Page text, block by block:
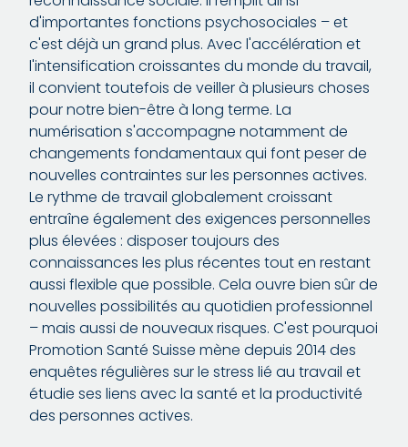
d'importantes fonctions psychosociales – et
c'est déjà un grand plus. Avec l'accélération et
l'intensification croissantes du monde du travail,
il convient toutefois de veiller à plusieurs choses
pour notre bien-être à long terme. La
numérisation s'accompagne notamment de
changements fondamentaux qui font peser de
nouvelles contraintes sur les personnes actives.
Le rythme de travail globalement croissant
entraîne également des exigences personnelles
plus élevées : disposer toujours des
connaissances les plus récentes tout en restant
aussi flexible que possible. Cela ouvre bien sûr de
nouvelles possibilités au quotidien professionnel
– mais aussi de nouveaux risques. C'est pourquoi
Promotion Santé Suisse mène depuis 2014 des
enquêtes régulières sur le stress lié au travail et
étudie ses liens avec la santé et la productivité
des personnes actives.